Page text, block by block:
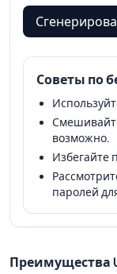
Советы по
возможно.
Избегайте
паролей
Преимущества